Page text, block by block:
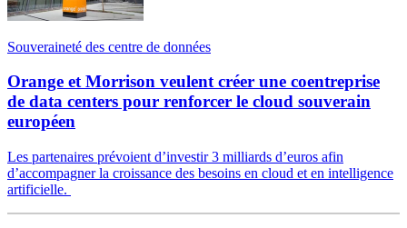
Souveraineté des centre de données
Orange et Morrison veulent créer une coentreprise
de data centers pour renforcer le cloud souverain
européen
Les partenaires prévoient d’investir 3 milliards d’euros afin
d’accompagner la croissance des besoins en cloud et en intelligence
artificielle.